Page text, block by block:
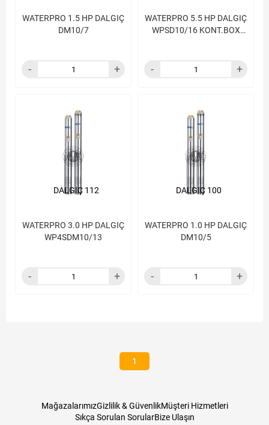
WATERPRO 1.5 HP DALGIÇ
DM10/7
WATERPRO 5.5 HP DALGIÇ
WPSD10/16 KONT.BOX
WATERPRO 3.0 HP DALGIÇ
WP4SDM10/13
DALGIÇ 112
WATERPRO 1.0 HP DALGIÇ
DM10/5
DALGIÇ 100
1
MağazalarımızGizlilik & GüvenlikMüşteri Hizmetleri
Sıkça Sorulan SorularBize Ulaşın